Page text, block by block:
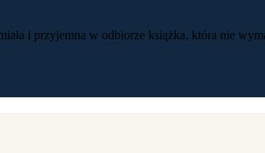
i przyjemna w odbiorze książka, która nie